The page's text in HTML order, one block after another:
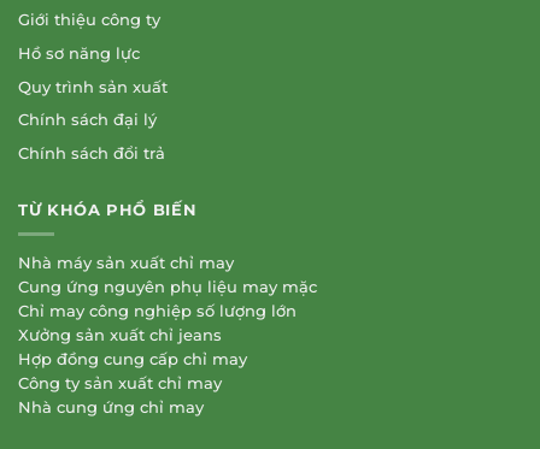
Giới thiệu công ty
Hồ sơ năng lực
Quy trình sản xuất
Chính sách đại lý
Chính sách đổi trả
TỪ KHÓA PHỔ BIẾN
Nhà máy sản xuất chỉ may
Cung ứng nguyên phụ liệu may mặc
Chỉ may công nghiệp số lượng lớn
Xưởng sản xuất chỉ jeans
Hợp đồng cung cấp chỉ may
Công ty sản xuất chỉ may
Nhà cung ứng chỉ may